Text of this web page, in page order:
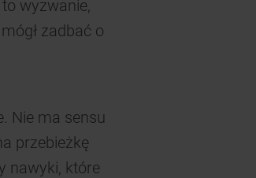
wyzwanie,
zadbać o
Nie ma sensu
przebieżkę
nawyki, które